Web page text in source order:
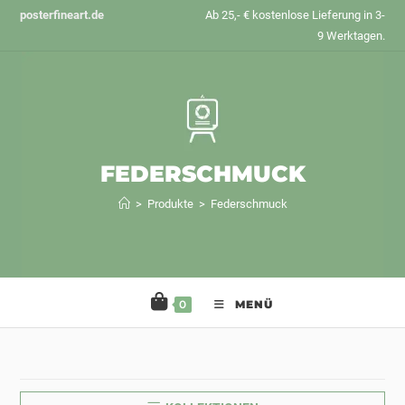
Zumposterfineart.de
Ab 25,- € kostenlose Lieferung in 3-
9 Werktagen.
FEDERSCHMUCK
> Produkte > Federschmuck
0 MENÜ